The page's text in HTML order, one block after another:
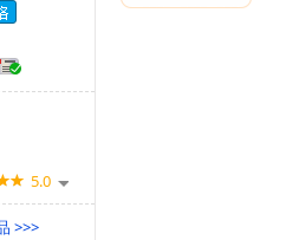
5.0
>>>